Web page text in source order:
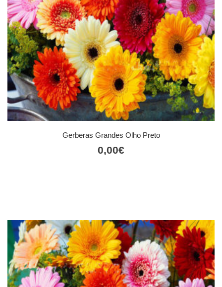
Gerberas Grandes Olho Preto
0,00€